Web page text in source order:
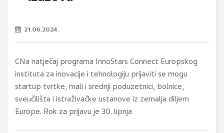
21.06.2024.
CNa natječaj programa InnoStars Connect Europskog
instituta za inovacije i tehnologiju prijaviti se mogu
startup tvrtke, mali i srednji poduzetnici, bolnice,
sveučilišta i istraživačke ustanove iz zemalja diljem
Europe. Rok za prijavu je 30. lipnja